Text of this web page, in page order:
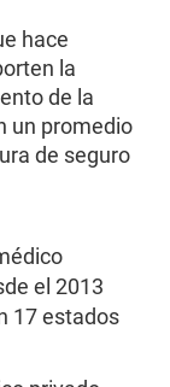
hace
la
de la
un promedio
de seguro
el 2013
17 estados